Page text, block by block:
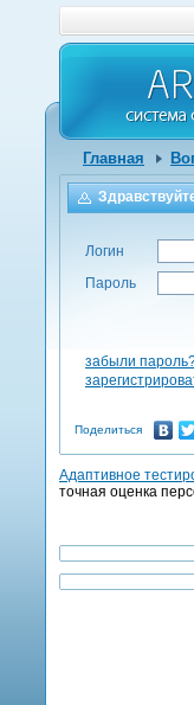
Главная
Логин
Пароль
забыли
Поделиться
Адаптивное
точная оценка